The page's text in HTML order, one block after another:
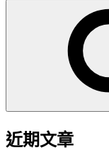
近期文章